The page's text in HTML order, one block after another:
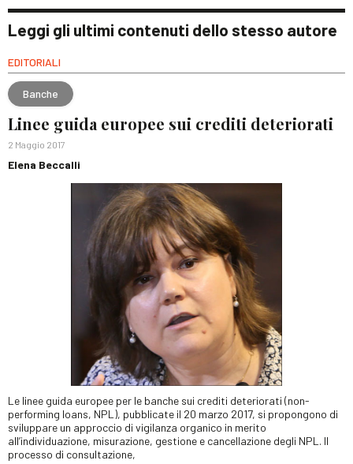
Leggi gli ultimi contenuti dello stesso autore
EDITORIALI
Banche
Linee guida europee sui crediti deteriorati
2 Maggio 2017
Elena Beccalli
Le linee guida europee per le banche sui crediti deteriorati (non-
performing loans, NPL), pubblicate il 20 marzo 2017, si propongono di
sviluppare un approccio di vigilanza organico in merito
all’individuazione, misurazione, gestione e cancellazione degli NPL. Il
processo di consultazione,